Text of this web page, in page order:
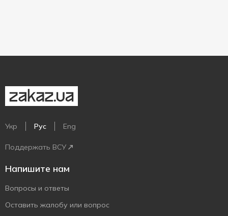
Укр Рус Eng
Поддержать ВСУ
Напишите нам
Вопросы и ответы
Оставить жалобу или вопрос